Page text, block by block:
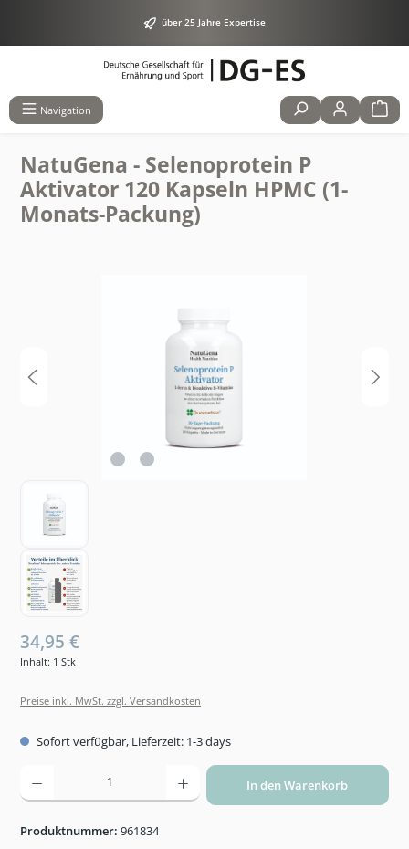
über 25 Jahre Expertise
Navigation
NatuGena - Selenoprotein P
Aktivator 120 Kapseln HPMC (1-
Monats-Packung)
34,95 €
Inhalt: 1 Stk
Preise inkl. MwSt. zzgl. Versandkosten
Sofort verfügbar, Lieferzeit: 1-3 days
Produkt Anzahl: Gib den gewünschten Wert ein oder benutze die Schaltflächen um die
In den Warenkorb
Produktnummer: 961834